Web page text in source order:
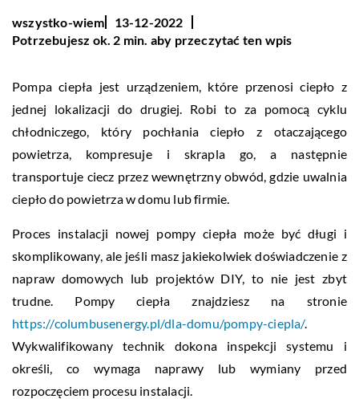
wszystko-wiem
13-12-2022
Potrzebujesz ok. 2 min. aby przeczytać ten wpis
Pompa ciepła jest urządzeniem, które przenosi ciepło z
jednej lokalizacji do drugiej. Robi to za pomocą cyklu
chłodniczego, który pochłania ciepło z otaczającego
powietrza, kompresuje i skrapla go, a następnie
transportuje ciecz przez wewnętrzny obwód, gdzie uwalnia
ciepło do powietrza w domu lub firmie.
Proces instalacji nowej pompy ciepła może być długi i
skomplikowany, ale jeśli masz jakiekolwiek doświadczenie z
napraw domowych lub projektów DIY, to nie jest zbyt
trudne. Pompy ciepła znajdziesz na stronie
https://columbusenergy.pl/dla-domu/pompy-ciepla/.
Wykwalifikowany technik dokona inspekcji systemu i
określi, co wymaga naprawy lub wymiany przed
rozpoczęciem procesu instalacji.